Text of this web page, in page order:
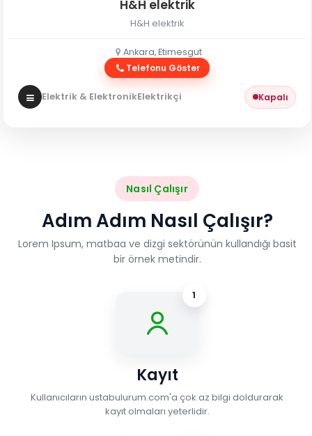
H&H elektrik
H&H elektrik
Ankara, Etimesgut
Telefonu Göster
Elektrik & ElektronikElektrikçi Kapalı
Nasıl Çalışır
Adım Adım Nasıl Çalışır?
Lorem Ipsum, matbaa ve dizgi sektörünün kullandığı basit
bir örnek metindir.
1
Kayıt
Kullanıcıların ustabulurum.com'a çok az bilgi doldurarak
kayıt olmaları yeterlidir.